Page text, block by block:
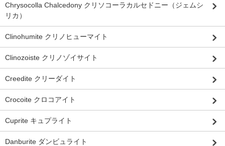
Chrysocolla Chalcedony クリソコーラカルセドニー（ジェムシ
リカ）
Clinohumite クリノヒューマイト
Clinozoiste クリノゾイサイト
Creedite クリーダイト
Crocoite クロコアイト
Cuprite キュプライト
Danburite ダンビュライト